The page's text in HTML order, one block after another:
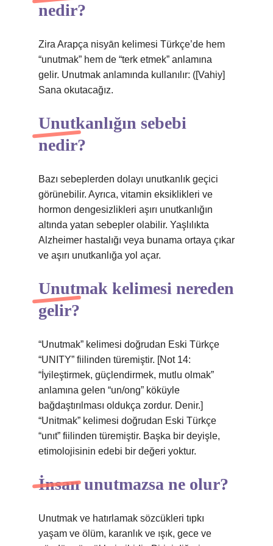
nedir?
Zira Arapça nisyān kelimesi Türkçe’de hem
“unutmak” hem de “terk etmek” anlamına
gelir. Unutmak anlamında kullanılır: ([Vahiy]
Sana okutacağız.
Unutkanlığın sebebi
nedir?
Bazı sebeplerden dolayı unutkanlık geçici
görünebilir. Ayrıca, vitamin eksiklikleri ve
hormon dengesizlikleri aşırı unutkanlığın
altında yatan sebepler olabilir. Yaşlılıkta
Alzheimer hastalığı veya bunama ortaya çıkar
ve aşırı unutkanlığa yol açar.
Unutmak kelimesi nereden
gelir?
“Unutmak” kelimesi doğrudan Eski Türkçe
“UNITY” fiilinden türemiştir. [Not 14:
“İyileştirmek, güçlendirmek, mutlu olmak”
anlamına gelen “un/ong” köküyle
bağdaştırılması oldukça zordur. Denir.]
“Unitmak” kelimesi doğrudan Eski Türkçe
“unıt” fiilinden türemiştir. Başka bir deyişle,
etimolojisinin edebi bir değeri yoktur.
İnsan unutmazsa ne olur?
Unutmak ve hatırlamak sözcükleri tıpkı
yaşam ve ölüm, karanlık ve ışık, gece ve